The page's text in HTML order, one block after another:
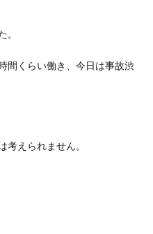
。
間くらい働き、今日は事故渋
考えられません。